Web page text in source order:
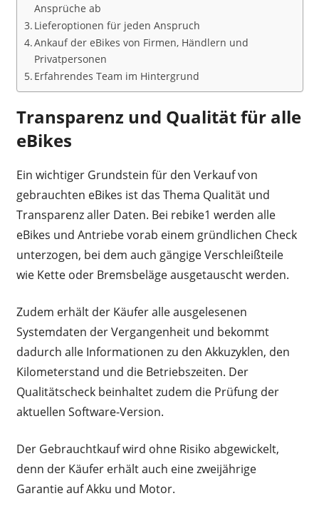
Ansprüche ab
Lieferoptionen für jeden Anspruch
Ankauf der eBikes von Firmen, Händlern und
Privatpersonen
Erfahrendes Team im Hintergrund
Transparenz und Qualität für alle
eBikes
Ein wichtiger Grundstein für den Verkauf von
gebrauchten eBikes ist das Thema Qualität und
Transparenz aller Daten. Bei rebike1 werden alle
eBikes und Antriebe vorab einem gründlichen Check
unterzogen, bei dem auch gängige Verschleißteile
wie Kette oder Bremsbeläge ausgetauscht werden.
Zudem erhält der Käufer alle ausgelesenen
Systemdaten der Vergangenheit und bekommt
dadurch alle Informationen zu den Akkuzyklen, den
Kilometerstand und die Betriebszeiten. Der
Qualitätscheck beinhaltet zudem die Prüfung der
aktuellen Software-Version.
Der Gebrauchtkauf wird ohne Risiko abgewickelt,
denn der Käufer erhält auch eine zweijährige
Garantie auf Akku und Motor.